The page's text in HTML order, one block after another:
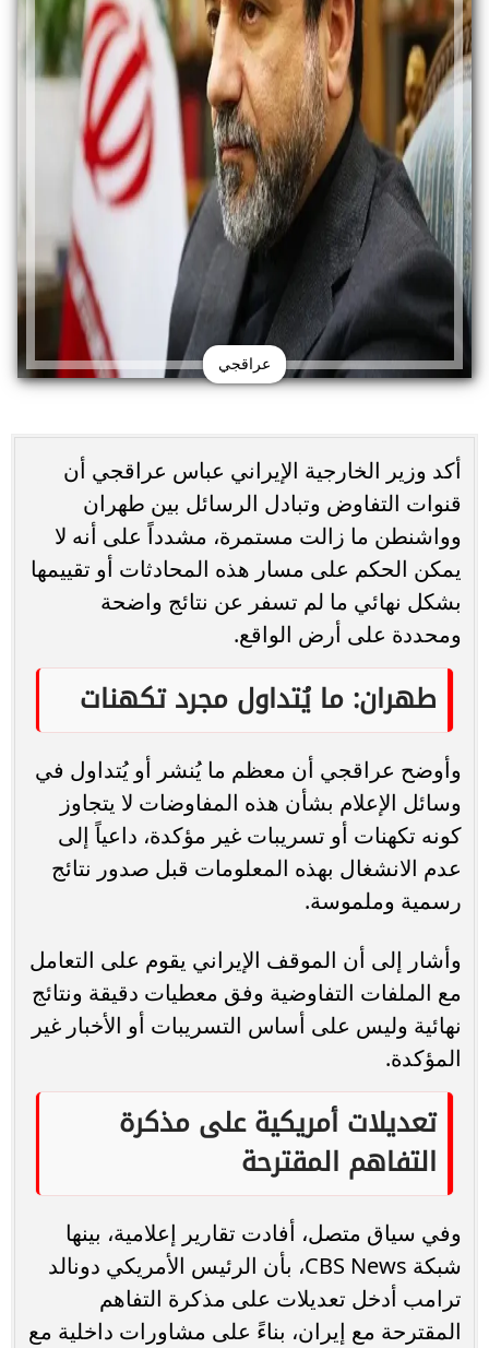
عراقجي
أكد وزير الخارجية الإيراني عباس عراقجي أن
قنوات التفاوض وتبادل الرسائل بين طهران
وواشنطن ما زالت مستمرة، مشدداً على أنه لا
يمكن الحكم على مسار هذه المحادثات أو تقييمها
بشكل نهائي ما لم تسفر عن نتائج واضحة
ومحددة على أرض الواقع.
طهران: ما يُتداول مجرد تكهنات
وأوضح عراقجي أن معظم ما يُنشر أو يُتداول في
وسائل الإعلام بشأن هذه المفاوضات لا يتجاوز
كونه تكهنات أو تسريبات غير مؤكدة، داعياً إلى
عدم الانشغال بهذه المعلومات قبل صدور نتائج
رسمية وملموسة.
وأشار إلى أن الموقف الإيراني يقوم على التعامل
مع الملفات التفاوضية وفق معطيات دقيقة ونتائج
نهائية وليس على أساس التسريبات أو الأخبار غير
المؤكدة.
تعديلات أمريكية على مذكرة
التفاهم المقترحة
وفي سياق متصل، أفادت تقارير إعلامية، بينها
شبكة CBS News، بأن الرئيس الأمريكي دونالد
ترامب أدخل تعديلات على مذكرة التفاهم
المقترحة مع إيران، بناءً على مشاورات داخلية مع